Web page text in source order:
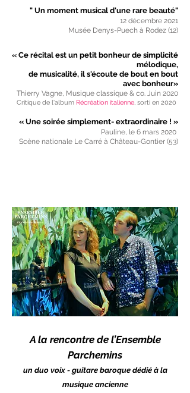
" Un moment musical d'une rare beauté"
12 décembre 2021
Musée Denys-Puech à Rodez (12)
« Ce récital est un petit bonheur de simplicité
mélodique,
de musicalité, il s'écoute de bout en bout
avec bonheur»
Thierry Vagne, Musique classique & co. Juin 2020
Critique de l'album Récréation italienne, sorti en 2020
« Une soirée simplement- extraordinaire ! »
Pauline, le 6 mars 2020
Scène nationale Le Carré à Château-Gontier (53)
A la rencontre de l’Ensemble
Parchemins
un duo voix - guitare baroque dédié à la
musique ancienne